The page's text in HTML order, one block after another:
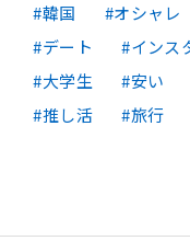
韓国
オシャレ
デート
インス
大学生
安い
推し活
旅行